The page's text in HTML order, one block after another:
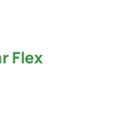
Flex